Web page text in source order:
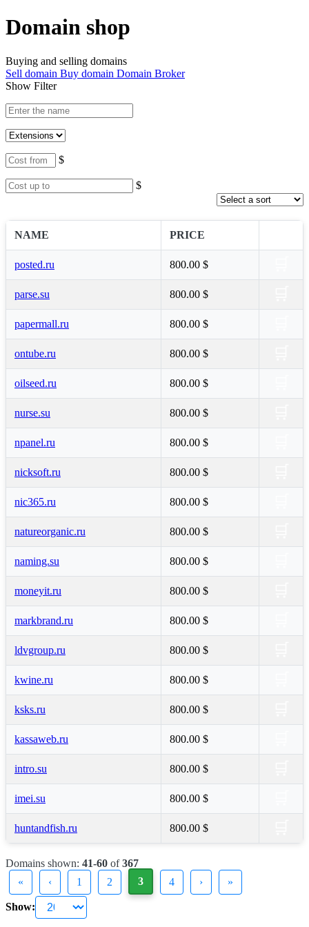
Domain shop
Buying and selling domains
Sell domain Buy domain Domain Broker
Show Filter
$
$
NAME PRICE
posted.ru 800.00 $
parse.su 800.00 $
papermall.ru 800.00 $
ontube.ru 800.00 $
oilseed.ru 800.00 $
nurse.su 800.00 $
npanel.ru 800.00 $
nicksoft.ru 800.00 $
nic365.ru 800.00 $
natureorganic.ru 800.00 $
naming.su 800.00 $
moneyit.ru 800.00 $
markbrand.ru 800.00 $
ldvgroup.ru 800.00 $
kwine.ru 800.00 $
ksks.ru 800.00 $
kassaweb.ru 800.00 $
intro.su 800.00 $
imei.su 800.00 $
huntandfish.ru 800.00 $
Domains shown: 41-60 of367
«
‹ 1 2 3 4 › »
Show: